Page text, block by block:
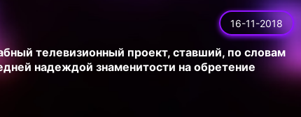
16-11-2018
телевизионный проект, ставший, по словам
надеждой знаменитости на обретение